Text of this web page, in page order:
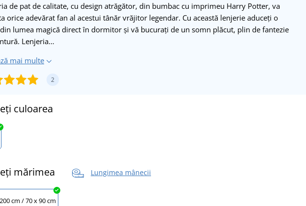
de pat de calitate, cu design atrăgător, din bumbac cu imprimeu Harry Potter, va
orice adevărat fan al acestui tânăr vrăjitor legendar. Cu această lenjerie aduceți o
lumea magică direct în dormitor și vă bucurați de un somn plăcut, plin de fantezie
Lenjeria…
mai multe
2
culoarea
mărimea Lungimea mânecii
cm / 70 x 90 cm